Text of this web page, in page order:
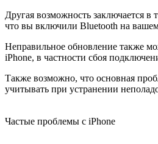
Другая возможность заключается
что вы включили Bluetooth на
Неправильное обновление также
iPhone, в частности сбоя
Также возможно, что основная
учитывать при устранении
Частые проблемы с iPhone